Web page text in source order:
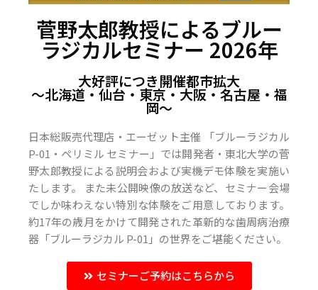
菅野太郎教授によるブルー
ラジカルセミナー 2026年
大好評につき開催都市拡大
〜北海道・仙台・東京・大阪・名古屋・福
岡〜
日本総販売代理店・エーゼット主催 「ブルーラジカル
P-01・ペリミル セミナー」では開発者・東北大学の菅
野太郎教授による説明会および実機デモ体験を実施い
たします。 また未公開映像の放送など、セミナー会場
でしか味わえない特別な体験をご用意しております。
約17年の歳月をかけて開発された革新的な歯周病治療
器「ブルーラジカル P-01」の世界をご堪能ください。
セミナーご予約はこちらから